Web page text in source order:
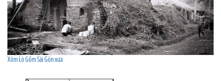
Xóm Lò Gốm Sài Gòn xưa